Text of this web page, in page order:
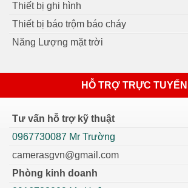
Thiết bị ghi hình
Thiết bị báo trộm báo cháy
Năng Lượng mặt trời
HỖ TRỢ TRỰC TUYẾN
Tư vấn hỗ trợ kỹ thuật
0967730087 Mr Trường
camerasgvn@gmail.com
Phòng kinh doanh